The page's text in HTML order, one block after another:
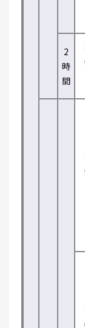
2
時
間